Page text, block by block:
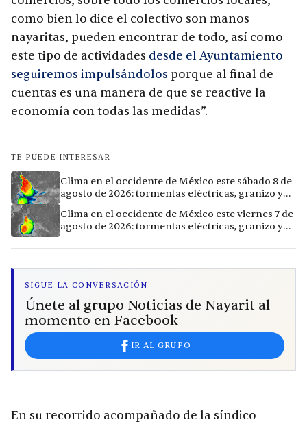
como bien lo dice el colectivo son manos
nayaritas, pueden encontrar de todo, así como
este tipo de actividades desde el Ayuntamiento
seguiremos impulsándolos porque al final de
cuentas es una manera de que se reactive la
economía con todas las medidas”.
TE PUEDE INTERESAR
Clima en el occidente de México este sábado 8 de
agosto de 2026: tormentas eléctricas, granizo y
Clima en el occidente de México este viernes 7 de
agosto de 2026: tormentas eléctricas, granizo y
SIGUE LA CONVERSACIÓN
Únete al grupo Noticias de Nayarit al
momento en Facebook
IR AL GRUPO
En su recorrido acompañado de la síndico